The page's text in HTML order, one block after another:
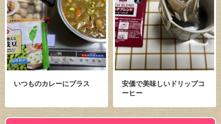
いつものカレーにプラス
安価で美味しいドリップコ
ーヒー